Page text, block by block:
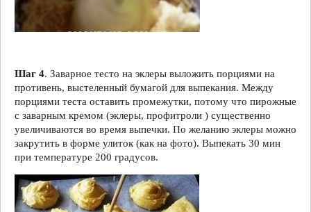
Шаг 4. Заварное тесто на эклеры выложить порциями на
противень, выстеленный бумагой для выпекания. Между
порциями теста оставить промежутки, потому что пирожные
с заварным кремом (эклеры, профитроли ) существенно
увеличиваются во время выпечки. По желанию эклеры можно
закрутить в форме улиток (как на фото). Выпекать 30 мин
при температуре 200 градусов.